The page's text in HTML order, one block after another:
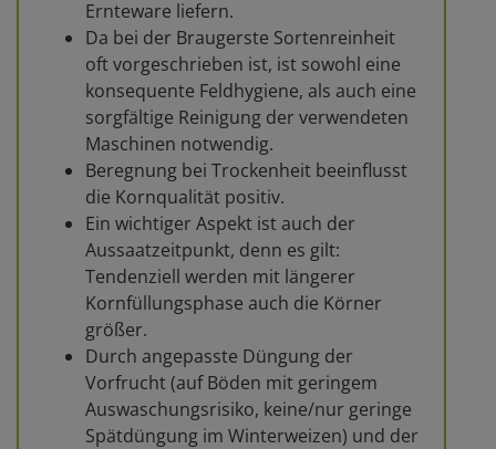
Ernteware liefern.
Da bei der Braugerste Sortenreinheit
oft vorgeschrieben ist, ist sowohl eine
konsequente Feldhygiene, als auch eine
sorgfältige Reinigung der verwendeten
Maschinen notwendig.
Beregnung bei Trockenheit beeinflusst
die Kornqualität positiv.
Ein wichtiger Aspekt ist auch der
Aussaatzeitpunkt, denn es gilt:
Tendenziell werden mit längerer
Kornfüllungsphase auch die Körner
größer.
Durch angepasste Düngung der
Vorfrucht (auf Böden mit geringem
Auswaschungsrisiko, keine/nur geringe
Spätdüngung im Winterweizen) und der